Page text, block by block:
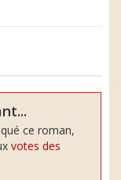
ce roman,
votes des